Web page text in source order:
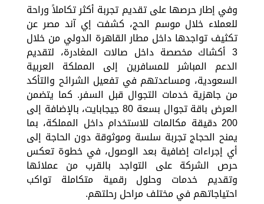
وفي إطار حرصها على تقديم تجربة أكثر تكاملاً وراحة
للعملاء خلال موسم الحج، كشفت إي آند مصر عن
تكثيف تواجدها داخل مطار القاهرة الدولي من خلال
3 أكشاك مخصصة داخل صالات المغادرة، لتقديم
الدعم المباشر للمسافرين إلى المملكة العربية
السعودية، ومساعدتهم في تفعيل الشرائح والتأكد
من جاهزية خدمات التجوال قبل السفر. كما يتضمن
العرض باقة تجوال بسعة 80 جيجابايت، بالإضافة إلى
200 دقيقة مكالمات للاستخدام داخل المملكة، بما
يمنح الحجاج تجربة سلسة وموثوقة دون الحاجة إلى
أي إجراءات إضافية بعد الوصول، في خطوة تعكس
حرص الشركة على التواجد بالقرب من عملائها
وتقديم خدمات وحلول رقمية متكاملة تواكب
احتياجاتهم في مختلف مراحل رحلتهم.